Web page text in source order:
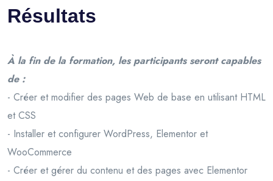
Résultats
À la fin de la formation, les participants seront capables
de :
- Créer et modifier des pages Web de base en utilisant HTML
et CSS
- Installer et configurer WordPress, Elementor et
WooCommerce
- Créer et gérer du contenu et des pages avec Elementor